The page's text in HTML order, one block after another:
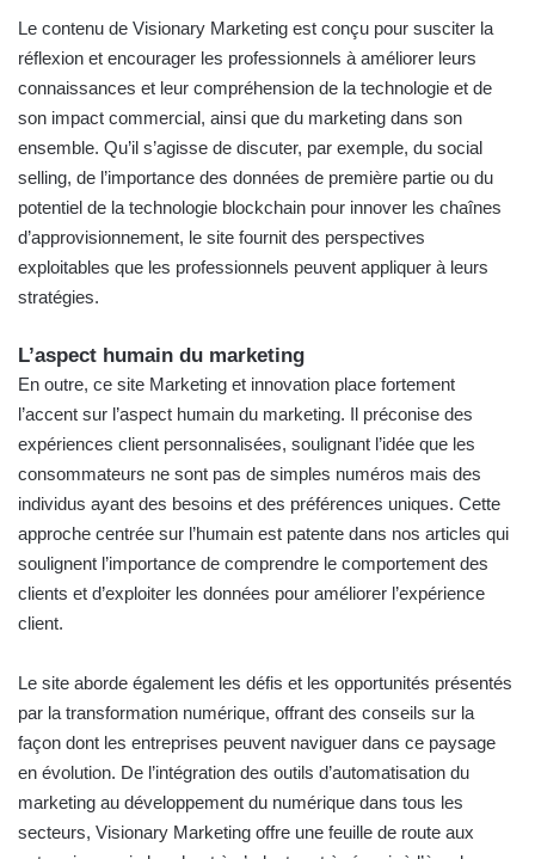
Le contenu de Visionary Marketing est conçu pour susciter la
réflexion et encourager les professionnels à améliorer leurs
connaissances et leur compréhension de la technologie et de
son impact commercial, ainsi que du marketing dans son
ensemble. Qu’il s’agisse de discuter, par exemple, du social
selling, de l’importance des données de première partie ou du
potentiel de la technologie blockchain pour innover les chaînes
d’approvisionnement, le site fournit des perspectives
exploitables que les professionnels peuvent appliquer à leurs
stratégies.
L’aspect humain du marketing
En outre, ce site Marketing et innovation place fortement
l’accent sur l’aspect humain du marketing. Il préconise des
expériences client personnalisées, soulignant l’idée que les
consommateurs ne sont pas de simples numéros mais des
individus ayant des besoins et des préférences uniques. Cette
approche centrée sur l’humain est patente dans nos articles qui
soulignent l’importance de comprendre le comportement des
clients et d’exploiter les données pour améliorer l’expérience
client.
Le site aborde également les défis et les opportunités présentés
par la transformation numérique, offrant des conseils sur la
façon dont les entreprises peuvent naviguer dans ce paysage
en évolution. De l’intégration des outils d’automatisation du
marketing au développement du numérique dans tous les
secteurs, Visionary Marketing offre une feuille de route aux